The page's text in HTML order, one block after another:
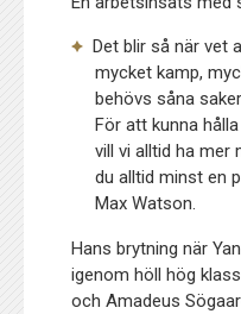
Det blir så när vet
mycket kamp,
behövs såna
För att kunna
vill vi alltid ha mer
du alltid minst en
Max Watson.
Hans brytning när
igenom höll hög
och Amadeus